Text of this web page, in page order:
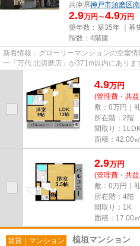
兵庫県神戸市須磨区
2.9万円～4.9万円
築年数：築35年 ｜募
階数：4階建
新着情報：グローリーマンションの空室
ー「万代 北須磨店」が371m以内にあり
4.9万円
(管理費・共
敷：0万円｜
所在階：2階
間取り：
面積：42.00㎡
2.9万円
(管理費・共
敷：0万円｜
所在階：4階
間取り：1K
面積：17.00㎡
賃貸｜マンション 植垣マンション